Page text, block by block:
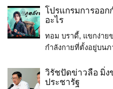
ว่าข้อมูลที่จะได้รับเป็
เช่นเดียวกับการสื่อส
อย่างรวดเร็วเพื่อให้
นั้น การใช้คำว่า 'แบ
ผลในการบรรลุวัตถุป
โปรแกรมการออ
อะไร
ทอม บราดี้, แขกง่าย
กำลังกายที่ตั้งอยู่บน
โปรแกรมนี้รวมไปถึง
เอง, การฝึกภาวะคว
วิรัชปัดข่าวลือ มิ่
ประชารัฐ